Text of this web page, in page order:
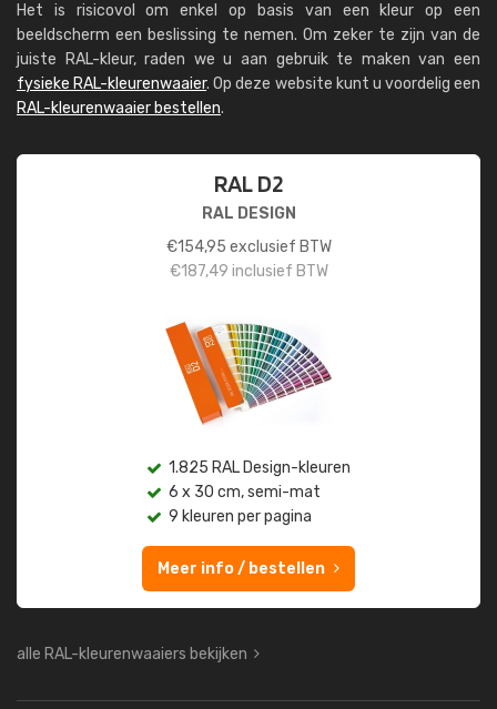
Het is risicovol om enkel op basis van een kleur op een
beeldscherm een beslissing te nemen. Om zeker te zijn van de
juiste RAL-kleur, raden we u aan gebruik te maken van een
fysieke RAL-kleurenwaaier. Op deze website kunt u voordelig een
RAL-kleurenwaaier bestellen.
RAL D2
RAL DESIGN
€154,95 exclusief BTW
€187,49 inclusief BTW
1.825 RAL Design-kleuren
6 x 30 cm, semi-mat
9 kleuren per pagina
Meer info / bestellen
alle RAL-kleurenwaaiers bekijken